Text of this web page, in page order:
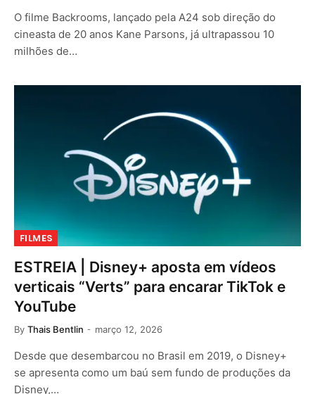
O filme Backrooms, lançado pela A24 sob direção do
cineasta de 20 anos Kane Parsons, já ultrapassou 10
milhões de…
FILMES
ESTREIA | Disney+ aposta em vídeos
verticais “Verts” para encarar TikTok e
YouTube
By Thais Bentlin março 12, 2026
Desde que desembarcou no Brasil em 2019, o Disney+
se apresenta como um baú sem fundo de produções da
Disney,…